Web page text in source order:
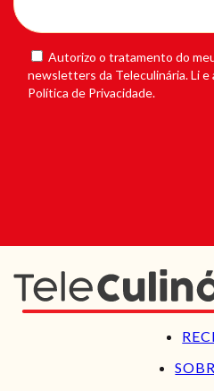
Autorizo o tratamento do
newsletters da Teleculinária. Li
Política de Privacidade.